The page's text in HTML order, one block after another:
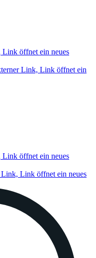
öffnet ein neues
Link, Link öffnet ein
öffnet ein neues
Link öffnet ein neues